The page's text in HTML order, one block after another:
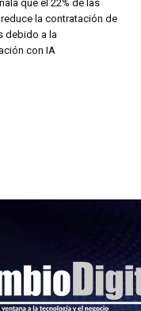
que el 22% de las
la contratación de
debido a la
con IA